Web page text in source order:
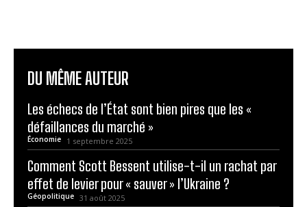
DU MÊME AUTEUR
Les échecs de l’État sont bien pires que les «
défaillances du marché »
Économie 1 septembre 2025
Comment Scott Bessent utilise-t-il un rachat par
effet de levier pour « sauver » l’Ukraine ?
Géopolitique 31 août 2025